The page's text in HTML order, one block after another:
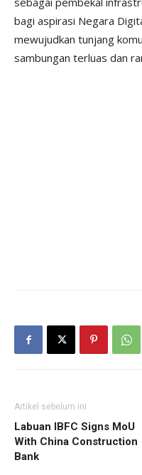
bagi aspirasi Negara
mewujudkan tunjang
sambungan terluas dan
Artikel sebelum ini
Labuan IBFC Signs MoU
With China Construction
Bank